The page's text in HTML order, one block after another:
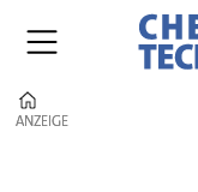
ANZEIGE
ANZEIGE